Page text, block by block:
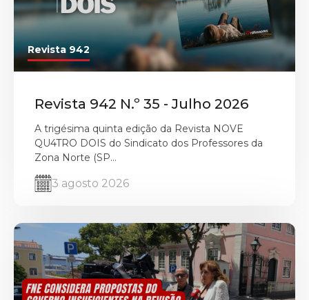
Revista 942
Revista 942 N.º 35 - Julho 2026
A trigésima quinta edição da Revista NOVE
QU4TRO DOIS do Sindicato dos Professores da
Zona Norte (SP...
3 agosto 2026